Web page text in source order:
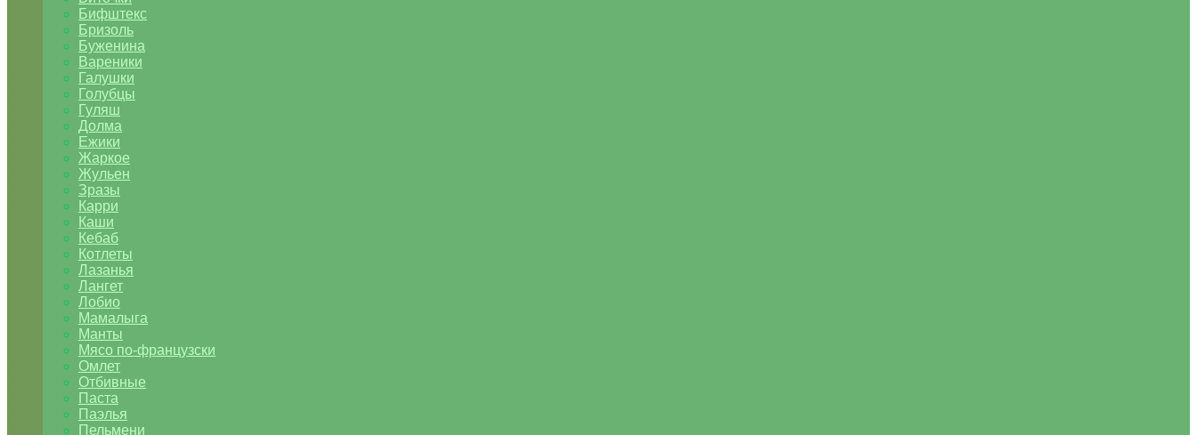
Бифштекс
Бризоль
Буженина
Вареники
Галушки
Голубцы
Гуляш
Долма
Ежики
Жаркое
Жульен
Зразы
Карри
Каши
Кебаб
Котлеты
Лазанья
Лангет
Лобио
Мамалыга
Манты
Мясо по-французски
Омлет
Отбивные
Паста
Паэлья
Пельмени